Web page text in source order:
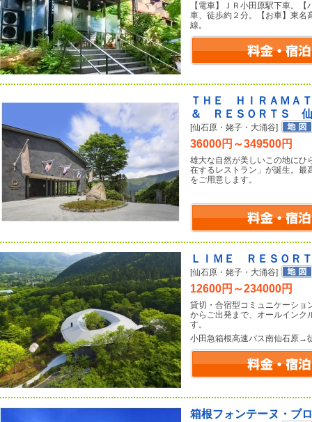
【電車】ＪＲ小田原駅下車。
車、徒歩約２分。【お車】東名
線。
ＴＨＥ ＨＩＲＡＭ
＆ ＲＥＳＯＲＴＳ
[仙石原・姥子・大涌谷]
36000円～349500円
雄大な自然が美しいこの地にひ
在するレストラン」が誕生。最
をご用意します。
ＬＩＭＥ ＲＥＳＯＲ
[仙石原・姥子・大涌谷]
12600円～234000円
貸切・合宿型コミュニケーショ
からご出発まで、オールインク
す。
小田急箱根高速バス南仙石原→
箱根フォンテーヌ・ブ